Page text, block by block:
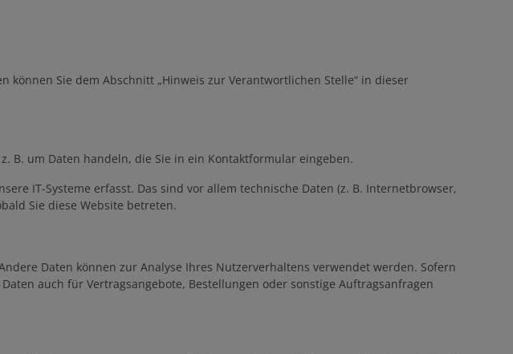
Sommerblumen
Blumenzwiebeln
Sie dem Abschnitt „Hinweis zur Verantwortlichen Stelle“ in dieser
B. um Daten handeln, die Sie in ein Kontaktformular eingeben.
IT-Systeme erfasst. Das sind vor allem technische Daten (z. B. Internetbrowser,
Sie diese Website betreten.
Daten können zur Analyse Ihres Nutzerverhaltens verwendet werden. Sofern
auch für Vertragsangebote, Bestellungen oder sonstige Auftragsanfragen